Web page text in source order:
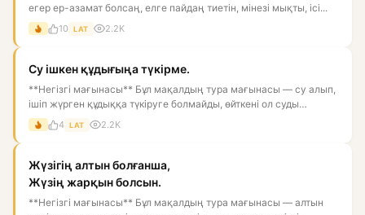
егер ер-азамат болсаң, елге пайдаң тиетін, мінезі мықты, ісі...
10 LAT 2.2K
Су ішкен құдығыңа түкірме.
**Негізгі мағынасы** Бұл мақалдың тура мағынасы — су алып,
ішіп жүрген құдыққа түкіруге болмайды, өйткені ол суды
ластай...
4 LAT 2.2K
Жүзігің алтын болғанша,
Жүзің жарқын болсын.
**Негізгі мағынасы** Бұл мақалдың тура мағынасы — алтын